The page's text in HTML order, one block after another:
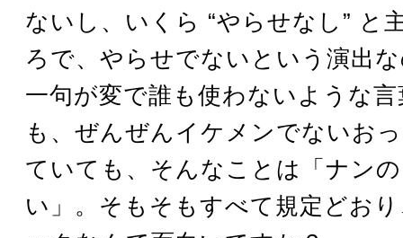
ないし、いくら “やらせなし” と
ろで、やらせでないという演出
一句が変で誰も使わないような
も、ぜんぜんイケメンでないお
ていても、そんなことは「ナン
い」。そもそもすべて規定どお